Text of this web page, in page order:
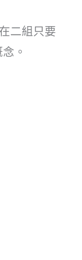
二組只要
。